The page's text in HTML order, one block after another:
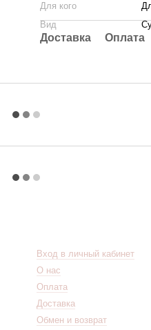
Для кого
Вид
Доставка Оплата
Вход в личный кабинет
О нас
Оплата
Доставка
Обмен и возврат